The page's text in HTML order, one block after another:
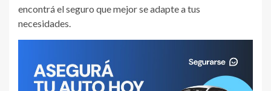
encontrá el seguro que mejor se adapte a tus
necesidades.